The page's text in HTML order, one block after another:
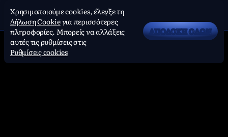
Χρησιμοποιούμε cookies, έλεγξε τη
Δήλωση Cookieγια περισσότερες
πληροφορίες. Μπορείς να αλλάξεις
αυτές τις ρυθμίσεις στις
Ρυθμίσεις cookies
ΑΠΟΔΟΧΉ ΌΛΩΝ